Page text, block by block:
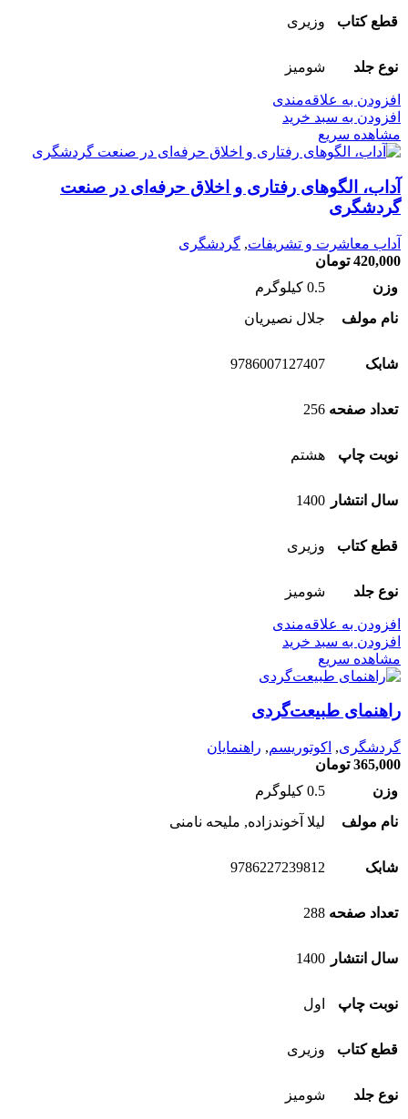
قطع کتاب وزیری
نوع جلد شومیز
افزودن به علاقه‌مندی
افزودن به سبد خرید
مشاهده سریع
آداب، الگوهای رفتاری و اخلاق حرفه‌ای در صنعت
گردشگری
آداب معاشرت و تشریفات, گردشگری
420,000 تومان
وزن
0.5 کیلوگرم
نام مولف
جلال نصیریان
شابک 9786007127407
تعداد صفحه 256
نوبت چاپ هشتم
سال انتشار 1400
قطع کتاب وزیری
نوع جلد شومیز
افزودن به علاقه‌مندی
افزودن به سبد خرید
مشاهده سریع
راهنمای طبیعت‌گردی
گردشگری, اکوتوریسم, راهنمایان
365,000 تومان
وزن
0.5 کیلوگرم
نام مولف
لیلا آخوندزاده, ملیحه نامنی
شابک 9786227239812
تعداد صفحه 288
سال انتشار 1400
نوبت چاپ اول
قطع کتاب وزیری
نوع جلد شومیز